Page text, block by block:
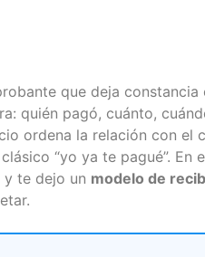
que deja
quién pagó, cuánto,
ordena la relación con el
“yo ya te pagué”.
y te dejo un modelo de